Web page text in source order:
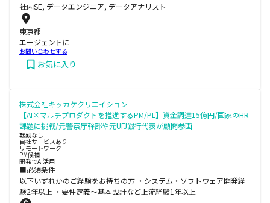
社内SE, データエンジニア, データアナリスト
東京都
エージェントに
お問い合わせする
お気に入り
株式会社キッカケクリエイション
【AI×マルチプロダクトを推進するPM/PL】資金調達15億円/国家のHR
課題に挑戦/元警察庁幹部や元UFJ銀行代表が顧問参画
転勤なし
自社サービスあり
リモートワーク
PM候補
開発でAI活用
■必須条件
以下いずれかのご経験をお持ちの方 ・システム・ソフトウェア開発経
験2年以上 ・要件定義～基本設計など上流経験1年以上